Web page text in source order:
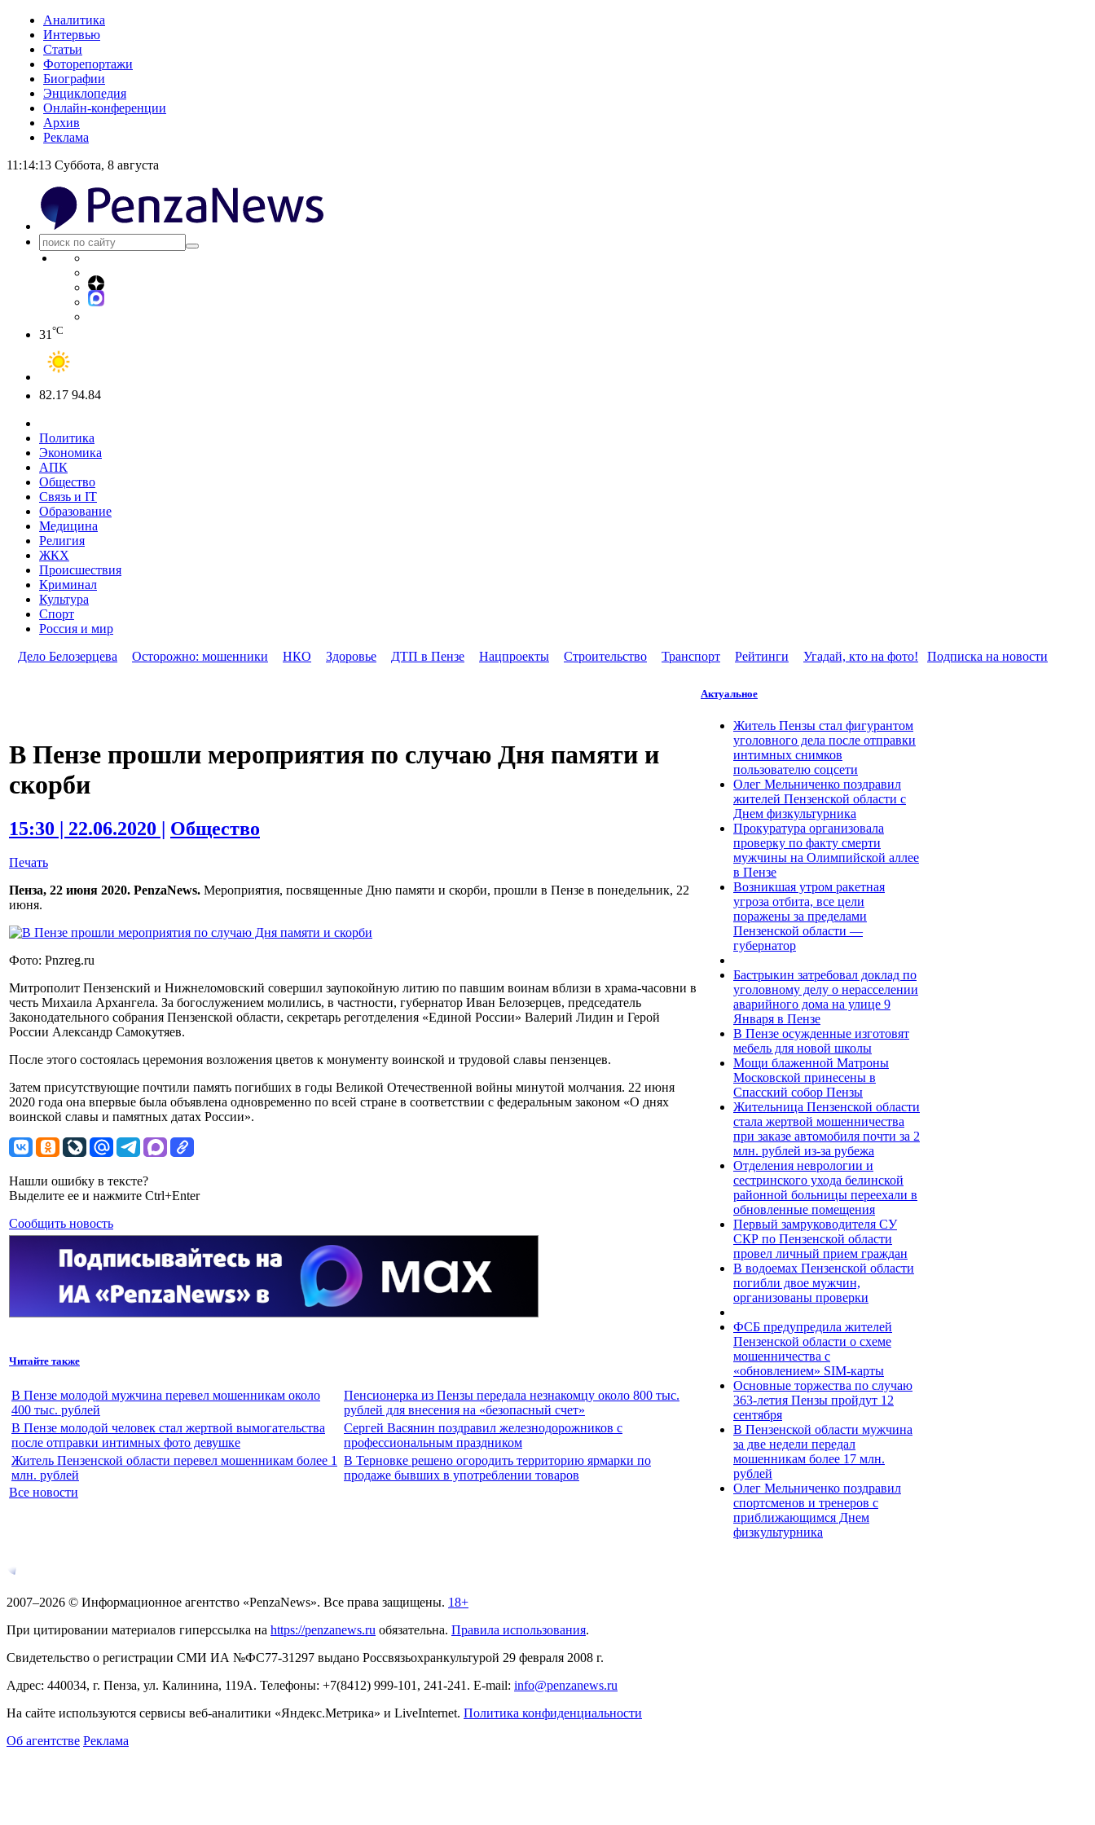
Аналитика
Интервью
Статьи
Фоторепортажи
Биографии
Энциклопедия
Онлайн-конференции
Архив
Реклама
11:14:13 Суббота, 8 августа
31 °C
82.17 94.84
Политика
Экономика
АПК
Общество
Связь и IT
Образование
Медицина
Религия
ЖКХ
Происшествия
Криминал
Культура
Спорт
Россия и мир
Дело Белозерцева
Осторожно: мошенники НКО Здоровье ДТП в Пензе Нацпроекты Строительство Транспорт Рейтинги Угадай, кто на фото! Подписка на новости
В Пензе прошли мероприятия по случаю Дня памяти и
скорби
15:30 | 22.06.2020 | Общество
Печать
Пенза, 22 июня 2020. PenzaNews. Мероприятия, посвященные Дню памяти и скорби, прошли в Пензе в понедельник, 22
июня.
Фото: Pnzreg.ru
Митрополит Пензенский и Нижнеломовский совершил заупокойную литию по павшим воинам вблизи в храма-часовни в
честь Михаила Архангела. За богослужением молились, в частности, губернатор Иван Белозерцев, председатель
Законодательного собрания Пензенской области, секретарь реготделения «Единой России» Валерий Лидин и Герой
России Александр Самокутяев.
После этого состоялась церемония возложения цветов к монументу воинской и трудовой славы пензенцев.
Затем присутствующие почтили память погибших в годы Великой Отечественной войны минутой молчания. 22 июня
2020 года она впервые была объявлена одновременно по всей стране в соответствии с федеральным законом «О днях
воинской славы и памятных датах России».
Нашли ошибку в тексте?
Выделите ее и нажмите Ctrl+Enter
Сообщить новость
Читайте также
В Пензе молодой мужчина перевел мошенникам около
400 тыс. рублей
Пенсионерка из Пензы передала незнакомцу около 800 тыс.
рублей для внесения на «безопасный счет»
В Пензе молодой человек стал жертвой вымогательства
после отправки интимных фото девушке
Сергей Васянин поздравил железнодорожников с
профессиональным праздником
Житель Пензенской области перевел мошенникам более 1
млн. рублей
В Терновке решено огородить территорию ярмарки по
продаже бывших в употреблении товаров
Все новости
Актуальное
Житель Пензы стал фигурантом
уголовного дела после отправки
интимных снимков
пользователю соцсети
Олег Мельниченко поздравил
жителей Пензенской области с
Днем физкультурника
Прокуратура организовала
проверку по факту смерти
мужчины на Олимпийской аллее
в Пензе
Возникшая утром ракетная
угроза отбита, все цели
поражены за пределами
Пензенской области —
губернатор
Бастрыкин затребовал доклад по
уголовному делу о нерасселении
аварийного дома на улице 9
Января в Пензе
В Пензе осужденные изготовят
мебель для новой школы
Мощи блаженной Матроны
Московской принесены в
Спасский собор Пензы
Жительница Пензенской области
стала жертвой мошенничества
при заказе автомобиля почти за 2
млн. рублей из-за рубежа
Отделения неврологии и
сестринского ухода белинской
районной больницы переехали в
обновленные помещения
Первый замруководителя СУ
СКР по Пензенской области
провел личный прием граждан
В водоемах Пензенской области
погибли двое мужчин,
организованы проверки
ФСБ предупредила жителей
Пензенской области о схеме
мошенничества c
«обновлением» SIM-карты
Основные торжества по случаю
363-летия Пензы пройдут 12
сентября
В Пензенской области мужчина
за две недели передал
мошенникам более 17 млн.
рублей
Олег Мельниченко поздравил
спортсменов и тренеров с
приближающимся Днем
физкультурника
2007–2026 © Информационное агентство «PenzaNews». Все права защищены. 18+
При цитировании материалов гиперссылка на https://penzanews.ru обязательна. Правила использования.
Свидетельство о регистрации СМИ ИА №ФС77-31297 выдано Россвязьохранкультурой 29 февраля 2008 г.
Адрес: 440034, г. Пенза, ул. Калинина, 119А. Телефоны: +7(8412) 999-101, 241-241 . E-mail: info@penzanews.ru
На сайте используются сервисы веб-аналитики «Яндекс.Метрика» и LiveInternet. Политика конфиденциальности
Об агентстве Реклама